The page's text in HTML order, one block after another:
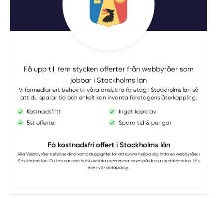
Få upp till fem stycken offerter från webbyråer som
jobbar i Stockholms län
Vi förmedlar ert behov till våra anslutna företag i Stockholms län så
att du sparar tid och enkelt kan invänta företagens återkoppling.
Kostnadsfritt
Inget köpkrav
5st offerter
Spara tid & pengar
Få kostnadsfri offert i Stockholms län
Alla Webbyråerbehöver dina kontaktuppgifter för att kunna hjälpa dig hitta en webbyråer i
Stockholms län. Du kan när som helst avsluta prenumerationen på dessa meddelanden. Läs
mer i vår datapolicy.